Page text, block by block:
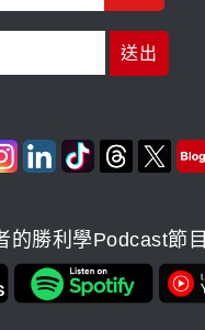
的勝利學Podcast節目